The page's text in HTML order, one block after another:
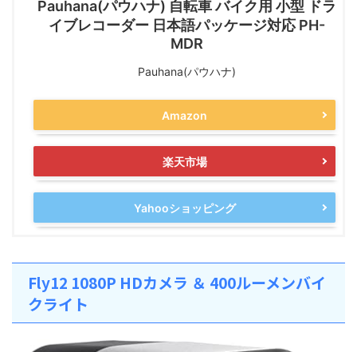
Pauhana(パウハナ) 自転車 バイク用 小型 ドラ
イブレコーダー 日本語パッケージ対応 PH-
MDR
Pauhana(パウハナ)
Amazon
楽天市場
Yahooショッピング
Fly12 1080P HDカメラ ＆ 400ルーメンバイ
クライト